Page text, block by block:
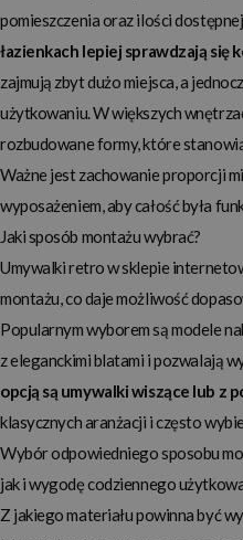
pomieszczenia oraz ilości
łazienkach lepiej sprawdzają się
zajmują zbyt dużo miejsca, a
użytkowaniu. W większych
rozbudowane formy, które
Ważne jest zachowanie proporcji
wyposażeniem, aby całość była
Jaki sposób montażu wybrać?
Umywalki retro w sklepie
montażu, co daje możliwość
Popularnym wyborem są modele
z eleganckimi blatami i pozwalają
opcją są umywalki wiszące lub z
klasycznych aranżacji i często
Wybór odpowiedniego sposobu
jak i wygodę codziennego
Z jakiego materiału powinna być